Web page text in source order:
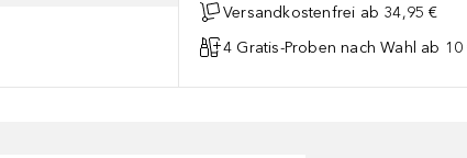
Versandkostenfrei ab 34,95 €
4 Gratis-Proben nach Wahl ab 10